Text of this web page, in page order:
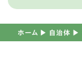
ホーム ▶︎ 自治体 ▶︎